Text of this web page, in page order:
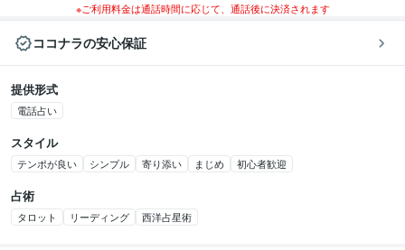
※ご利用料金は通話時間に応じて、通話後に決済されます
ココナラの安心保証
提供形式
電話占い
スタイル
テンポが良い シンプル 寄り添い まじめ 初心者歓迎
占術
タロット リーディング 西洋占星術